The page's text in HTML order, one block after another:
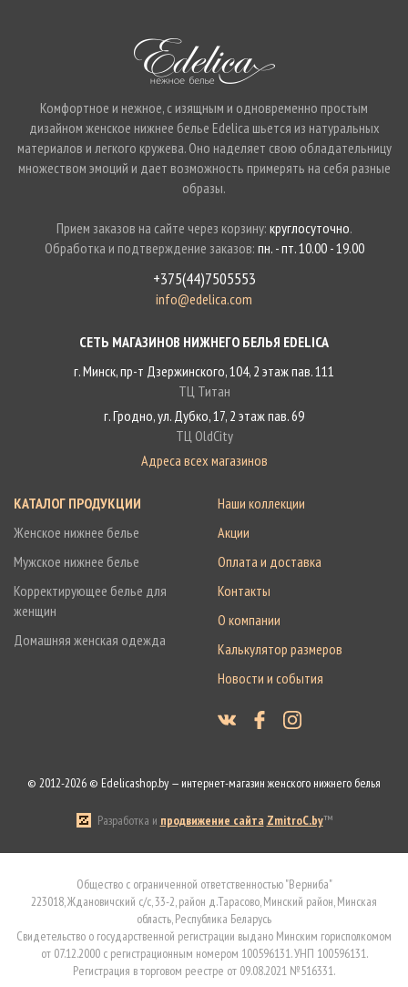
Комфортное и нежное, с изящным и одновременно простым
дизайном женское нижнее белье Edelica шьется из натуральных
материалов и легкого кружева. Оно наделяет свою обладательницу
множеством эмоций и дает возможность примерять на себя разные
образы.
Прием заказов на сайте через корзину: круглосуточно.
Обработка и подтверждение заказов: пн. - пт. 10.00 - 19.00
+375(44)7505553
info@edelica.com
СЕТЬ МАГАЗИНОВ НИЖНЕГО БЕЛЬЯ EDELICA
г. Минск, пр-т Дзержинского, 104, 2 этаж пав. 111
ТЦ Титан
г. Гродно, ул. Дубко, 17, 2 этаж пав. 69
ТЦ OldCity
Адреса всех магазинов
КАТАЛОГ ПРОДУКЦИИ
Женское нижнее белье
Мужское нижнее белье
Корректирующее белье для
женщин
Домашняя женская одежда
Наши коллекции
Акции
Оплата и доставка
Контакты
О компании
Калькулятор размеров
Новости и события
© 2012-2026 © Edelicashop.by — интернет-магазин женского нижнего белья
Разработка и продвижение сайта ZmitroC.by™
Общество с ограниченной ответственностью "Верниба"
223018, Ждановичский с/с, 33-2, район д.Тарасово, Минский район, Минская
область, Республика Беларусь
Свидетельство о государственной регистрации выдано Минским горисполкомом
от 07.12.2000 с регистрационным номером 100596131. УНП 100596131.
Регистрация в торговом реестре от 09.08.2021 №516331.